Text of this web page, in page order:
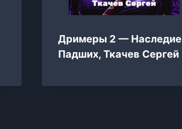
Дримеры 2 — Наследие
Падших, Ткачев Сергей